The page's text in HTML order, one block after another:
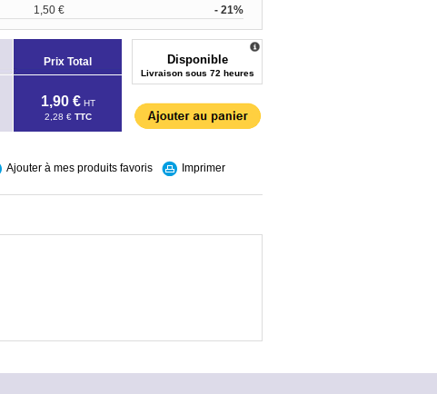
1,50 € - 21%
Prix Total
1,90 € HT
2,28 € TTC
Disponible
Livraison sous 72 heures
Ajouter à mes produits favoris Imprimer